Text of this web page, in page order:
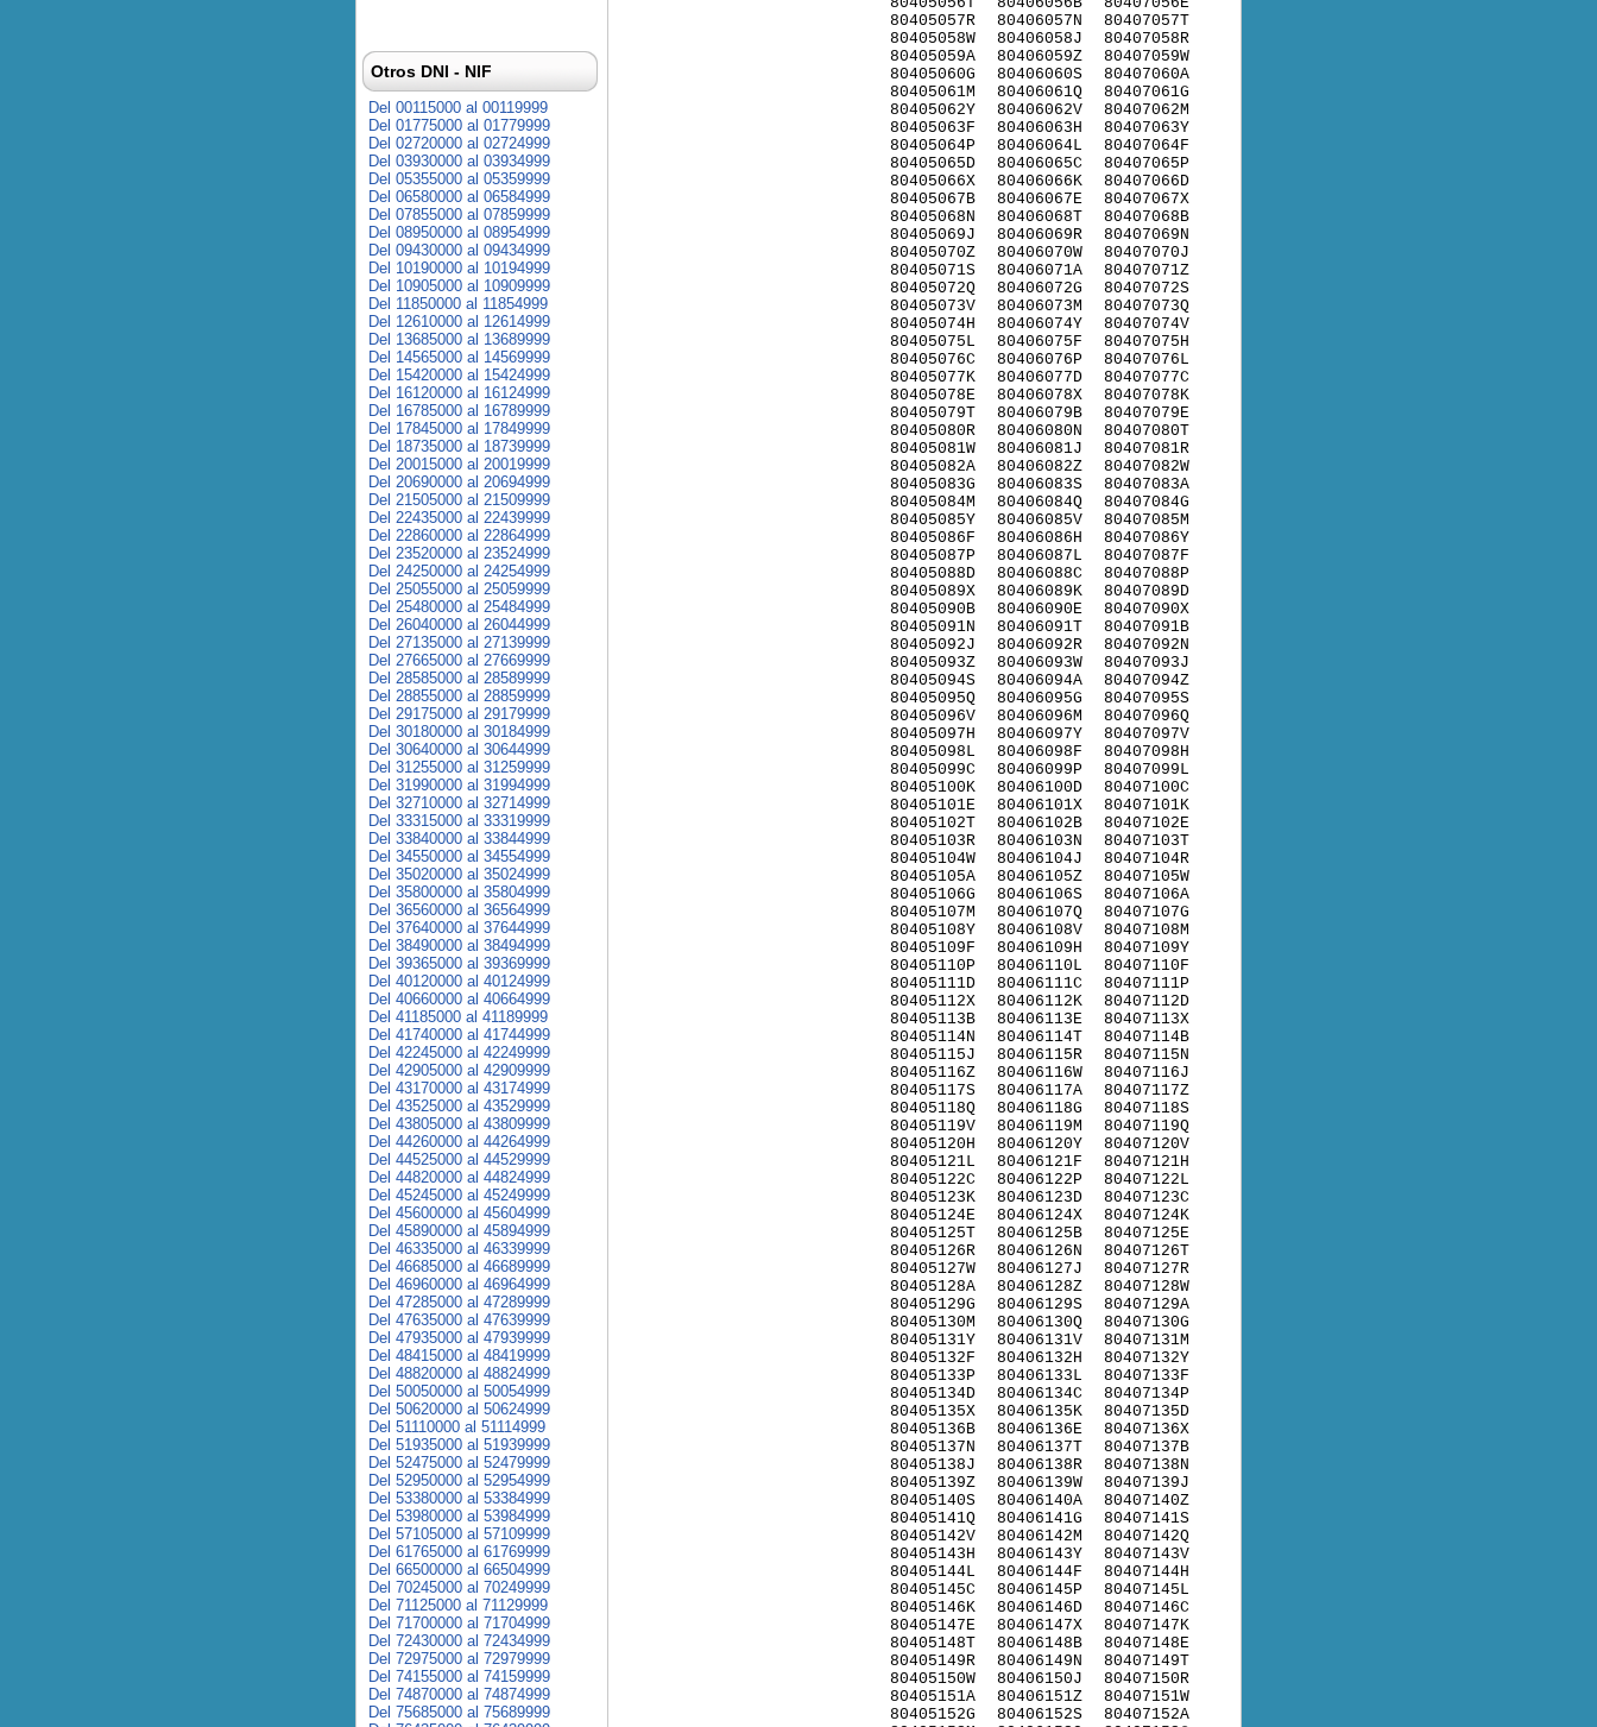
80405057R
80405058W
80405059A
80405060G
80405061M
80405062Y
80405063F
80405064P
80405065D
80405066X
80405067B
80405068N
80405069J
80405070Z
80405071S
80405072Q
80405073V
80405074H
80405075L
80405076C
80405077K
80405078E
80405079T
80405080R
80405081W
80405082A
80405083G
80405084M
80405085Y
80405086F
80405087P
80405088D
80405089X
80405090B
80405091N
80405092J
80405093Z
80405094S
80405095Q
80405096V
80405097H
80405098L
80405099C
80405100K
80405101E
80405102T
80405103R
80405104W
80405105A
80405106G
80405107M
80405108Y
80405109F
80405110P
80405111D
80405112X
80405113B
80405114N
80405115J
80405116Z
80405117S
80405118Q
80405119V
80405120H
80405121L
80405122C
80405123K
80405124E
80405125T
80405126R
80405127W
80405128A
80405129G
80405130M
80405131Y
80405132F
80405133P
80405134D
80405135X
80405136B
80405137N
80405138J
80405139Z
80405140S
80405141Q
80405142V
80405143H
80405144L
80405145C
80405146K
80405147E
80405148T
80405149R
80405150W
80405151A
80405152G
80406057N
80406058J
80406059Z
80406060S
80406061Q
80406062V
80406063H
80406064L
80406065C
80406066K
80406067E
80406068T
80406069R
80406070W
80406071A
80406072G
80406073M
80406074Y
80406075F
80406076P
80406077D
80406078X
80406079B
80406080N
80406081J
80406082Z
80406083S
80406084Q
80406085V
80406086H
80406087L
80406088C
80406089K
80406090E
80406091T
80406092R
80406093W
80406094A
80406095G
80406096M
80406097Y
80406098F
80406099P
80406100D
80406101X
80406102B
80406103N
80406104J
80406105Z
80406106S
80406107Q
80406108V
80406109H
80406110L
80406111C
80406112K
80406113E
80406114T
80406115R
80406116W
80406117A
80406118G
80406119M
80406120Y
80406121F
80406122P
80406123D
80406124X
80406125B
80406126N
80406127J
80406128Z
80406129S
80406130Q
80406131V
80406132H
80406133L
80406134C
80406135K
80406136E
80406137T
80406138R
80406139W
80406140A
80406141G
80406142M
80406143Y
80406144F
80406145P
80406146D
80406147X
80406148B
80406149N
80406150J
80406151Z
80406152S
80407057T
80407058R
80407059W
80407060A
80407061G
80407062M
80407063Y
80407064F
80407065P
80407066D
80407067X
80407068B
80407069N
80407070J
80407071Z
80407072S
80407073Q
80407074V
80407075H
80407076L
80407077C
80407078K
80407079E
80407080T
80407081R
80407082W
80407083A
80407084G
80407085M
80407086Y
80407087F
80407088P
80407089D
80407090X
80407091B
80407092N
80407093J
80407094Z
80407095S
80407096Q
80407097V
80407098H
80407099L
80407100C
80407101K
80407102E
80407103T
80407104R
80407105W
80407106A
80407107G
80407108M
80407109Y
80407110F
80407111P
80407112D
80407113X
80407114B
80407115N
80407116J
80407117Z
80407118S
80407119Q
80407120V
80407121H
80407122L
80407123C
80407124K
80407125E
80407126T
80407127R
80407128W
80407129A
80407130G
80407131M
80407132Y
80407133F
80407134P
80407135D
80407136X
80407137B
80407138N
80407139J
80407140Z
80407141S
80407142Q
80407143V
80407144H
80407145L
80407146C
80407147K
80407148E
80407149T
80407150R
80407151W
80407152A
Otros DNI - NIF
Del 00115000 al 00119999
Del 01775000 al 01779999
Del 02720000 al 02724999
Del 03930000 al 03934999
Del 05355000 al 05359999
Del 06580000 al 06584999
Del 07855000 al 07859999
Del 08950000 al 08954999
Del 09430000 al 09434999
Del 10190000 al 10194999
Del 10905000 al 10909999
Del 11850000 al 11854999
Del 12610000 al 12614999
Del 13685000 al 13689999
Del 14565000 al 14569999
Del 15420000 al 15424999
Del 16120000 al 16124999
Del 16785000 al 16789999
Del 17845000 al 17849999
Del 18735000 al 18739999
Del 20015000 al 20019999
Del 20690000 al 20694999
Del 21505000 al 21509999
Del 22435000 al 22439999
Del 22860000 al 22864999
Del 23520000 al 23524999
Del 24250000 al 24254999
Del 25055000 al 25059999
Del 25480000 al 25484999
Del 26040000 al 26044999
Del 27135000 al 27139999
Del 27665000 al 27669999
Del 28585000 al 28589999
Del 28855000 al 28859999
Del 29175000 al 29179999
Del 30180000 al 30184999
Del 30640000 al 30644999
Del 31255000 al 31259999
Del 31990000 al 31994999
Del 32710000 al 32714999
Del 33315000 al 33319999
Del 33840000 al 33844999
Del 34550000 al 34554999
Del 35020000 al 35024999
Del 35800000 al 35804999
Del 36560000 al 36564999
Del 37640000 al 37644999
Del 38490000 al 38494999
Del 39365000 al 39369999
Del 40120000 al 40124999
Del 40660000 al 40664999
Del 41185000 al 41189999
Del 41740000 al 41744999
Del 42245000 al 42249999
Del 42905000 al 42909999
Del 43170000 al 43174999
Del 43525000 al 43529999
Del 43805000 al 43809999
Del 44260000 al 44264999
Del 44525000 al 44529999
Del 44820000 al 44824999
Del 45245000 al 45249999
Del 45600000 al 45604999
Del 45890000 al 45894999
Del 46335000 al 46339999
Del 46685000 al 46689999
Del 46960000 al 46964999
Del 47285000 al 47289999
Del 47635000 al 47639999
Del 47935000 al 47939999
Del 48415000 al 48419999
Del 48820000 al 48824999
Del 50050000 al 50054999
Del 50620000 al 50624999
Del 51110000 al 51114999
Del 51935000 al 51939999
Del 52475000 al 52479999
Del 52950000 al 52954999
Del 53380000 al 53384999
Del 53980000 al 53984999
Del 57105000 al 57109999
Del 61765000 al 61769999
Del 66500000 al 66504999
Del 70245000 al 70249999
Del 71125000 al 71129999
Del 71700000 al 71704999
Del 72430000 al 72434999
Del 72975000 al 72979999
Del 74155000 al 74159999
Del 74870000 al 74874999
Del 75685000 al 75689999